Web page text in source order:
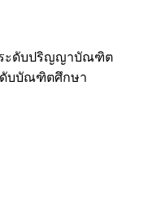
ระดับปริญญาบัณฑิต
ดับบัณฑิตศึกษา